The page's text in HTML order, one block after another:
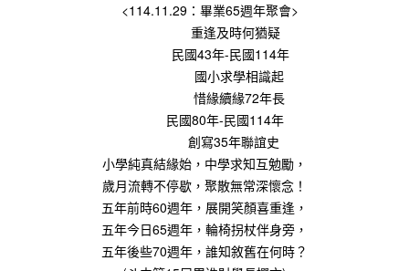
<114.11.29：畢業65週年聚會>
重逢及時何猶疑
民國43年-民國114年
國小求學相識起
惜緣續緣72年長
民國80年-民國114年
創寫35年聯誼史
小學純真結緣始，中學求知互勉勵，
歲月流轉不停歇，聚散無常深懷念！
五年前時60週年，展開笑顏喜重逢，
五年今日65週年，輪椅拐杖伴身旁，
五年後些70週年，誰知敘舊在何時？